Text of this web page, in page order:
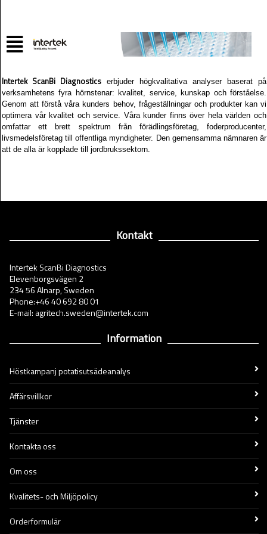
Intertek ScanBi Diagnostics erbjuder högkvalitativa analyser baserat på
verksamhetens fyra hörnstenar: kvalitet, service, kunskap och förståelse.
Genom att förstå våra kunders behov, frågeställningar och produkter kan vi
optimera vår kvalitet och service. Våra kunder finns över hela världen och
omfattar ett brett spektrum från förädlingsföretag, foderproducenter,
livsmedelsföretag till offentliga myndigheter. Den gemensamma nämnaren är
att de alla är kopplade till jordbrukssektorn.
Kontakt
Intertek ScanBi Diagnostics
Elevenborgsvägen 2
234 56 Alnarp, Sweden
Phone:+46 40 692 80 01
E-mail: agritech.sweden@intertek.com
Information
Höstkampanj potatisutsädeanalys
Affärsvillkor
Tjänster
Kontakta oss
Om oss
Kvalitets- och Miljöpolicy
Orderformulär